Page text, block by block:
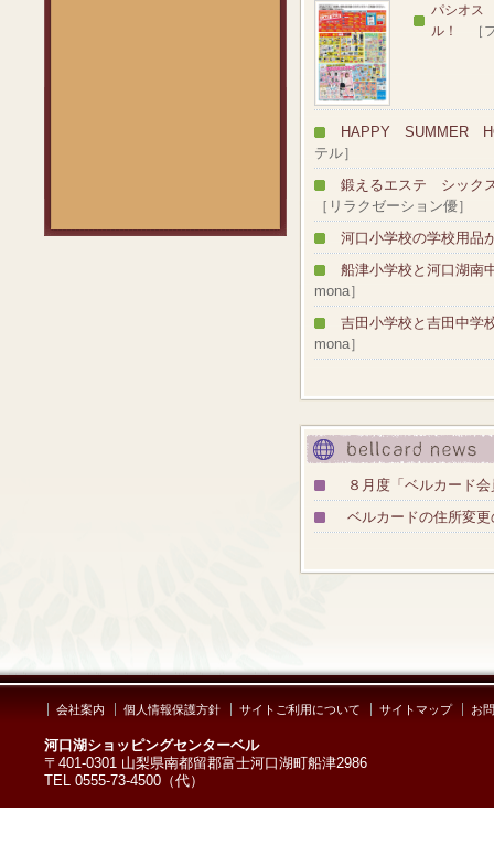
パシオス
ル！
［
HAPPY SUMMER
テル］
鍛えるエステ シック
［リラクゼーション優］
河口小学校の学校用品
船津小学校と河口湖南
mona］
吉田小学校と吉田中学
mona］
８月度「ベルカード
ベルカードの住所変
会社案内 個人情報保護方針 サイトご利用について サイトマップ お
河口湖ショッピングセンターベル
〒401-0301 山梨県南都留郡富士河口湖町船津2986
TEL 0555-73-4500（代）